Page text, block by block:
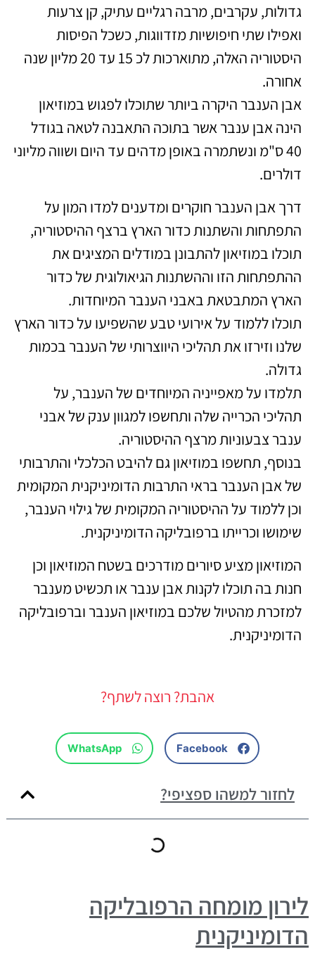
גדולות, עקרבים, מרבה רגליים עתיק, קן צרעות
ואפילו שתי חיפושיות מזדווגות, כשכל הפיסות
היסטוריה האלה, מתוארכות לכ 15 עד 20 מליון שנה
אחורה.
אבן הענבר היקרה ביותר שתוכלו לפגוש במוזיאון
הינה אבן ענבר אשר בתוכה התאבנה לטאה בגודל
40 ס"מ ונשתמרה באופן מדהים עד היום ושווה מליוני
דולרים.
דרך אבן הענבר חוקרים ומדענים למדו המון על
התפתחות והשתנות כדור הארץ ברצף ההיסטוריה,
תוכלו במוזיאון להתבונן במודלים המציגים את
ההתפתחות הזו וההשתנות הגיאולוגית של כדור
הארץ המתבטאת באבני הענבר המיוחדות.
תוכלו ללמוד על אירועי טבע שהשפיעו על כדור הארץ
שלנו וזירזו את תהליכי היווצרותי של הענבר בכמות
גדולה.
תלמדו על מאפייניה המיוחדים של הענבר, על
תהליכי הכרייה שלה ותחשפו למגוון ענק של אבני
ענבר צבעוניות מרצף ההיסטוריה.
בנוסף, תחשפו במוזיאון גם להיבט הכלכלי והתרבותי
של אבן הענבר בראי התרבות הדומיניקנית המקומית
וכן ללמוד על ההיסטוריה המקומית של גילוי הענבר,
שימושו וכרייתו ברפובליקה הדומיניקנית.
המוזיאון מציע סיורים מודרכים בשטח המוזיאון וכן
חנות בה תוכלו לקנות אבן ענבר או תכשיט מענבר
למזכרת מהטיול שלכם במוזיאון הענבר וברפובליקה
הדומיניקנית.
אהבת? רוצה לשתף?
Facebook
WhatsApp
לחזור למשהו ספציפי?
לירון מומחה הרפובליקה
הדומיניקנית